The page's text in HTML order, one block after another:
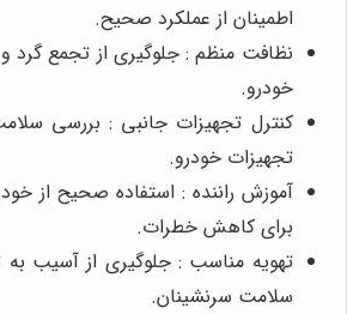
اطمینان از عملکرد صحیح.
نظافت منظم : جلوگیری از تجمع گرد
خودرو.
کنترل تجهیزات جانبی : بررسی
تجهیزات خودرو.
آموزش راننده : استفاده صحیح از
برای کاهش خطرات.
تهویه مناسب : جلوگیری از آسیب
سلامت سرنشینان.